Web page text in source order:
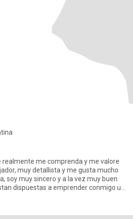
realmente me comprenda y me valore
muy detallista y me gusta mucho
soy muy sincero y a la vez muy buen
dispuestas a emprender conmigo un